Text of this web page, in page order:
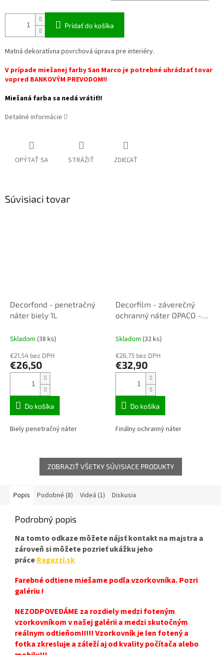
Pridať do košíka
Matná dekoratívna povrchová úprava pre interiéry.
V prípade miešanej farby San Marco je potrebné uhrádzať tovar
vopred BANKOVÝM PREVODOM!!
Miešaná farba sa nedá vrátiť!!
Detailné informácie
OPÝTAŤ SA STRÁŽIŤ ZDIEĽAŤ
Súvisiaci tovar
Decorfond - penetračný
náter biely 1L
Skladom (38 ks)
€21,54 bez DPH
€26,50
Do košíka
Biely penetračný náter
Decorfilm - záverečný
ochranný náter OPACO -
Skladom (32 ks)
€26,75 bez DPH
€32,90
Do košíka
Finálny ochranný náter
ZOBRAZIŤ VŠETKY SÚVISIACE PRODUKTY
Popis Podobné (8) Videá (1) Diskusia
Podrobný popis
Na tomto odkaze môžete nájsť kontakt na majstra a
zároveň si môžete pozrieť ukážku jeho
práceRagazzi.sk
Farebné odtiene miešame podľa vzorkovníka. Pozri
galériu !
NEZODPOVEDÁME za rozdiely medzi foteným
vzorkovníkom v našej galérii a medzi skutočným
reálnym odtieňom!!!!! Vzorkovník je len fotený a
fotka zkresluje a záleží aj od kvality počítača alebo